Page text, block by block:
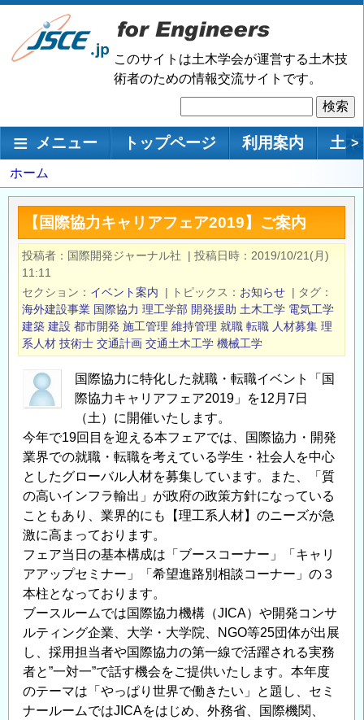
メ
ン
移
このサイトは土木学会が運営する土木技
術者のための情報交流サイトです。
索
メインナビゲーション
メニュー トップページ 利用案内 土 >
パ
ン
ず
ホーム
【国際協力キャリアフェア2019】ご案内
投稿者 国際開発ジャーナル社 | 投稿日時
2019/10/21(月)
11:11
セクション
イベント案内 | トピックス お知らせ | タグ
海外建設事業 国際協力 理工学部 開発援助 土木工学 電気工学
建築 建設 都市開発 施工管理 維持管理 就職 転職 人材募集 理
系人材 技術士 交通計画 交通土木工学 機械工学
国際協力に特化した就職・転職イベント「国
際協力キャリアフェア2019」を12月7日
（土）に開催いたします。
今年で19回目を迎える本フェアでは、国際協力・開発
業界での就職・転職を考えている学生・社会人を中心
としたグローバル人材を募集しています。また、「質
の高いインフラ輸出」が政府の政策方針になっている
こともあり、業界的にも【理工系人材】のニーズが急
激に高まっております。
フェア当日の基本構成は「ブースコーナー」「キャリ
アアップセミナー」「希望進路別相談コーナー」の３
本柱となっております。
ブースルームでは国際協力機構（JICA）や開発コンサ
ルティング企業、大学・大学院、NGO等25団体が出展
し、採用担当者や国際協力の第一線で活躍される実務
者と”一対一”で話す機会をご提供いたします。本年度
のテーマは「やっぱり世界で働きたい」と題し、セミ
ナールームではJICAをはじめ、外務省、国際機関、